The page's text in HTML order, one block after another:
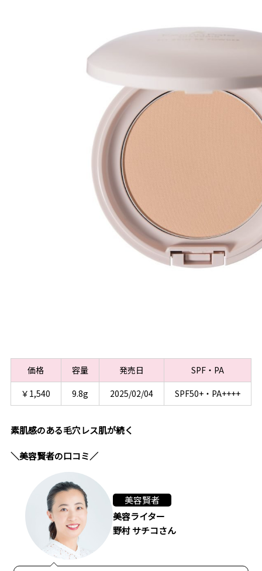
価格 容量 発売日
SPF・PA
￥1,540
9.8g 2025/02/04 SPF50+・PA++++
素肌感のある毛穴レス肌が続く
＼美容賢者の口コミ／
美容賢者
美容ライター
野村 サチコさん